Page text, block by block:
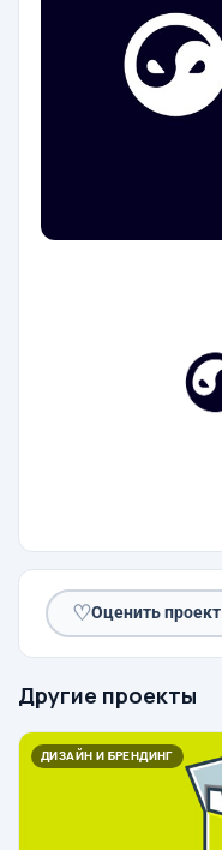
♡Оценить проект
Другие проекты
ДИЗАЙН И БРЕНДИНГ